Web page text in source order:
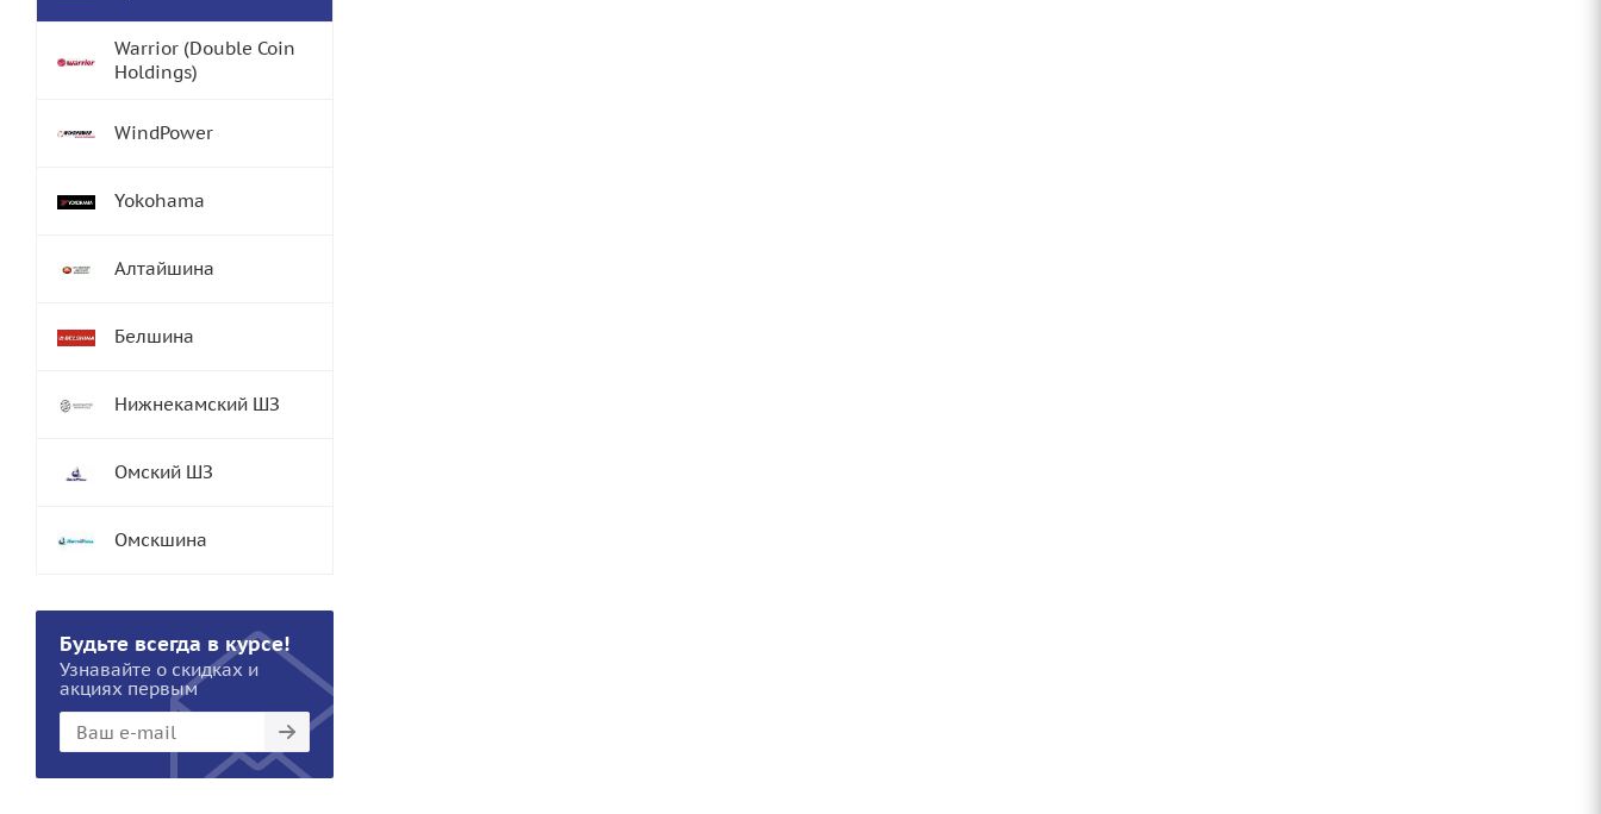
Warrior (Double Coin
Holdings)
WindPower
Yokohama
Алтайшина
Белшина
Нижнекамский ШЗ
Омский ШЗ
Омскшина
Будьте всегда в курсе!
Узнавайте о скидках и
акциях первым